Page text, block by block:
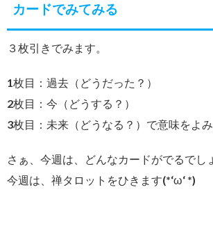
カードでみてみる
３枚引きでみます。
1枚目：過去（どうだった？）
2枚目：今（どうする？）
3枚目：未来（どうなる？）で意味をよみ
さぁ、今週は、どんなカードがでるでし
今週は、禅タロットをひきます(*‘ω‘ *)